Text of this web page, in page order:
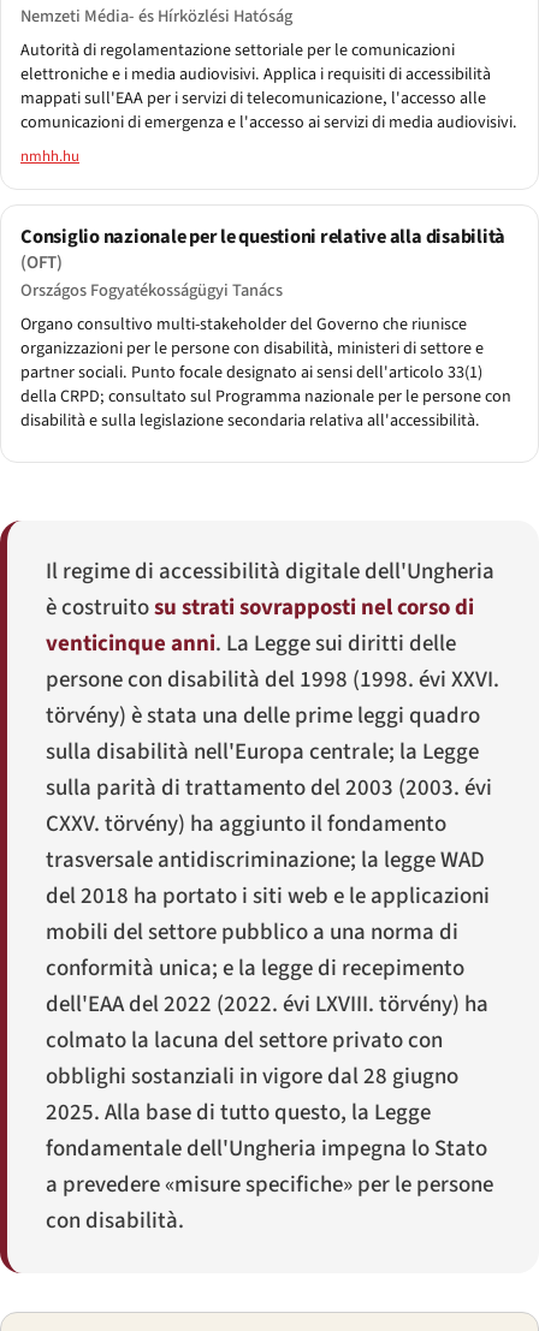
Nemzeti Média- és Hírközlési Hatóság
Autorità di regolamentazione settoriale per le comunicazioni
elettroniche e i media audiovisivi. Applica i requisiti di accessibilità
mappati sull'EAA per i servizi di telecomunicazione, l'accesso alle
comunicazioni di emergenza e l'accesso ai servizi di media audiovisivi.
nmhh.hu
Consiglio nazionale per le questioni relative alla disabilità
(OFT)
Országos Fogyatékosságügyi Tanács
Organo consultivo multi-stakeholder del Governo che riunisce
organizzazioni per le persone con disabilità, ministeri di settore e
partner sociali. Punto focale designato ai sensi dell'articolo 33(1)
della CRPD; consultato sul Programma nazionale per le persone con
disabilità e sulla legislazione secondaria relativa all'accessibilità.
Il regime di accessibilità digitale dell'Ungheria
è costruitosu strati sovrapposti nel corso di
venticinque anni. La Legge sui diritti delle
persone con disabilità del 1998 (1998. évi XXVI.
törvény) è stata una delle prime leggi quadro
sulla disabilità nell'Europa centrale; la Legge
sulla parità di trattamento del 2003 (2003. évi
CXXV. törvény) ha aggiunto il fondamento
trasversale antidiscriminazione; la legge WAD
del 2018 ha portato i siti web e le applicazioni
mobili del settore pubblico a una norma di
conformità unica; e la legge di recepimento
dell'EAA del 2022 (2022. évi LXVIII. törvény) ha
colmato la lacuna del settore privato con
obblighi sostanziali in vigore dal 28 giugno
2025. Alla base di tutto questo, la Legge
fondamentale dell'Ungheria impegna lo Stato
a prevedere «misure specifiche» per le persone
con disabilità.